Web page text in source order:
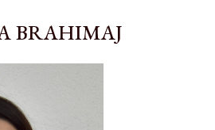
BRAHIMAJ